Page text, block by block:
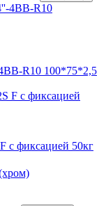
R10 100*75*2,5
с фиксацией 50кг